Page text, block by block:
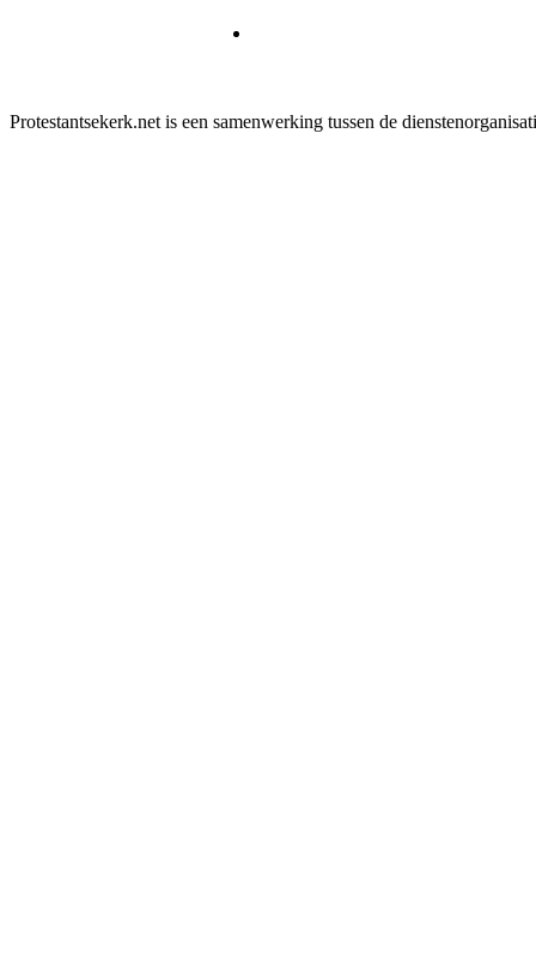
Protestantsekerk.net is een samenwerking tussen de